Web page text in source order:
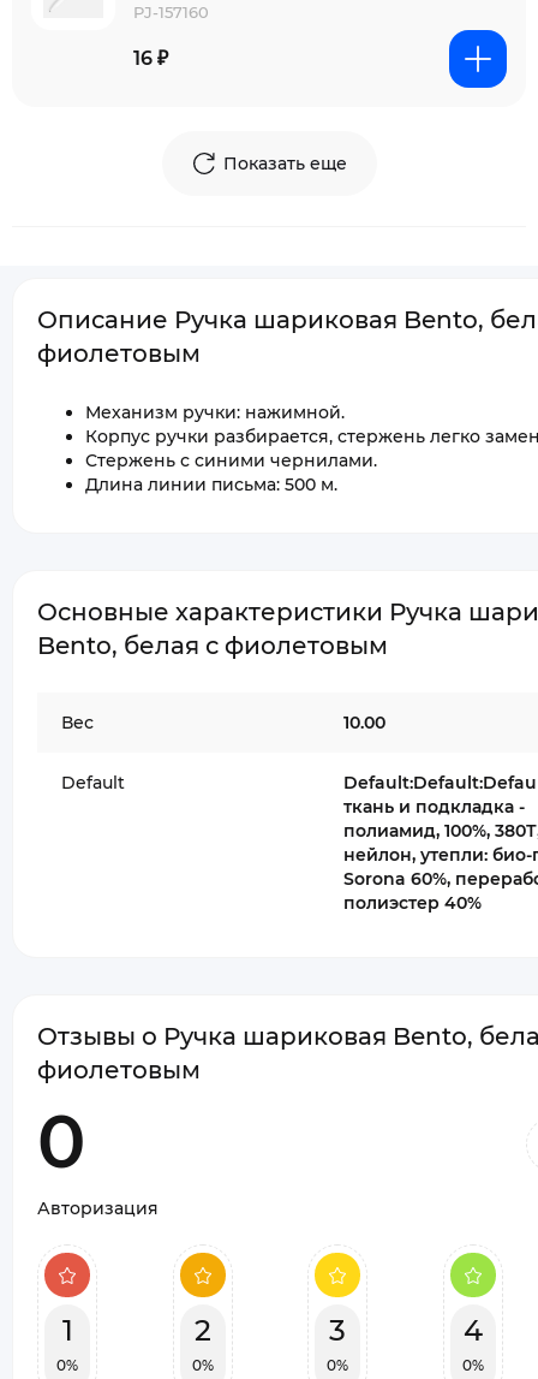
PJ-157160
16 ₽
Показать еще
Описание Ручка шариковая Bento,
фиолетовым
Механизм ручки: нажимной.
Корпус ручки разбирается, стержень легко
Стержень с синими чернилами.
Длина линии письма: 500 м.
Основные характеристики Ручка
Bento, белая с фиолетовым
Вес 10.00
Default
ткань и подкладка -
полиамид, 100%,
нейлон, утепли: био-
Sorona 60%,
полиэстер 40%
Отзывы о Ручка шариковая Bento,
фиолетовым
0
Авторизация
1
0%
2
0%
3
0%
4
0%